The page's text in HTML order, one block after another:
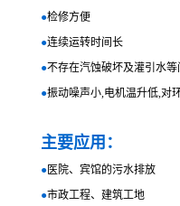
●检修方便
●连续运转时间长
●不存在汽蚀破坏及灌引水等
●振动噪声小,电机温升低,对
主要应用：
●医院、宾馆的污水排放
●市政工程、建筑工地